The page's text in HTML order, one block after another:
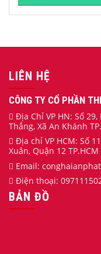
LIÊN HỆ
CÔNG TY CỔ PHẦN
Địa Chỉ VP HN: Số
Thắng, Xã An Khánh
Địa chỉ VP HCM: Số
Xuân, Quận 12 TP.HCM
Email: conghaianphat
Điện thoại:
BẢN ĐỒ